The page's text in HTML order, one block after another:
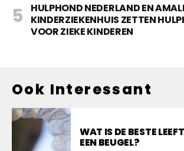
HULPHOND NEDERLAND EN
KINDERZIEKENHUIS ZETTEN
VOOR ZIEKE KINDEREN
Ook Interessant
WAT IS DE BESTE
EEN BEUGEL?